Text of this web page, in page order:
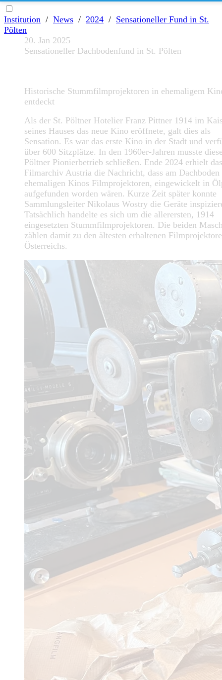
Institution / News / 2024 / Sensationeller Fund in St.
Pölten
20. Jan 2025
Sensationeller Dachbodenfund in St. Pölten
Historische Stummfilmprojektoren in ehemaligem
entdeckt
Als der St. Pöltner Hotelier Franz Pittner 1914 im
seines Hauses das neue Kino eröffnete, galt dies als
Sensation. Es war das erste Kino in der Stadt und
über 600 Sitzplätze. In den 1960er-Jahren musste
Pöltner Pionierbetrieb schließen. Ende 2024 erhielt das
Filmarchiv Austria die Nachricht, dass am Dachboden
ehemaligen Kinos Filmprojektoren, eingewickelt in
aufgefunden worden wären. Kurze Zeit später konnte
Sammlungsleiter Nikolaus Wostry die Geräte
Tatsächlich handelte es sich um die allerersten, 1914
eingesetzten Stummfilmprojektoren. Die beiden
zählen damit zu den ältesten erhaltenen
Österreichs.